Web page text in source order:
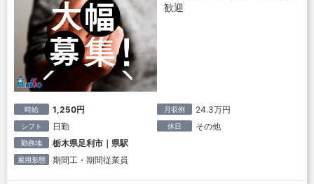
歓迎
時給 1,250円 月収例 24.3万円
シフト 日勤 休日 その他
勤務地 栃木県足利市｜県駅
雇用形態 期間工・期間従業員